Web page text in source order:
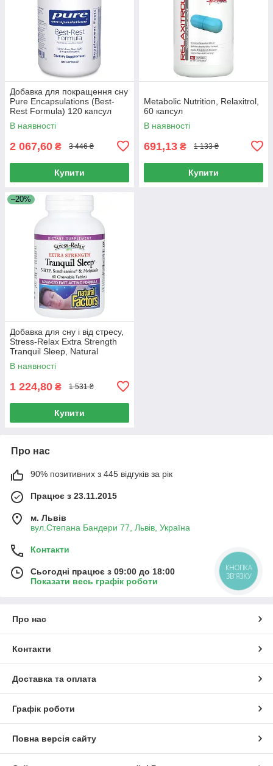
Добавка для покращення сну
Pure Encapsulations (Best-
Rest Formula) 120 капсул
В наявності
2 067,60 ₴ 3 446 ₴
Купити
Metabolic Nutrition, Relaxitrol,
60 капсул
В наявності
691,13 ₴ 1 133 ₴
Купити
–20%
Добавка для сну і від стресу,
Stress-Relax Extra Strength
Tranquil Sleep, Natural
Factors, 60 жувальних
таблеток
В наявності
1 224,80 ₴ 1 531 ₴
Купити
Про нас
90% позитивних з 445 відгуків за рік
Працює з 23.11.2015
м. Львів
вул.Степана Бандери 77, Львів, Україна
Контакти
Сьогодні працює з 09:00 до 18:00
Показати весь графік роботи
Про нас
Контакти
Доставка та оплата
Графік роботи
Повна версія сайту
КНОПКА
ЗВ'ЯЗКУ